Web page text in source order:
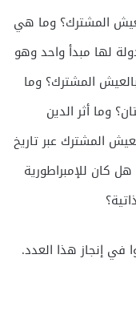
المشترك؟ وما هي
لها مبدأ واحد وهو
المشترك؟ وما
وما أثر الدين
المشترك عبر تاريخ
كان للإمبراطورية
إنجاز هذا العدد.